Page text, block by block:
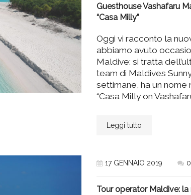
Guesthouse Vashafaru
“Casa Milly”
Oggi vi racconto la
abbiamo avuto
Maldive: si tratta
team di Maldives
settimane, ha un
“Casa Milly on
Leggi tutto
17 GENNAIO 2019 0
Tour operator Maldive: